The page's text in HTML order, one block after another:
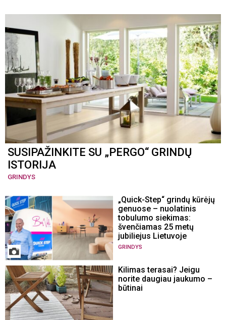
SUSIPAŽINKITE SU „PERGO“ GRINDŲ
ISTORIJA
GRINDYS
„Quick-Step“ grindų kūrėjų
genuose – nuolatinis
tobulumo siekimas:
švenčiamas 25 metų
jubiliejus Lietuvoje
GRINDYS
Kilimas terasai? Jeigu
norite daugiau jaukumo –
būtinai